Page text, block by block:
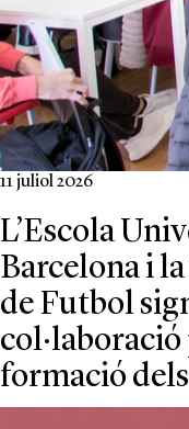
11 juliol 2026
L’Escola
Barcelona i
de Futbol
formació